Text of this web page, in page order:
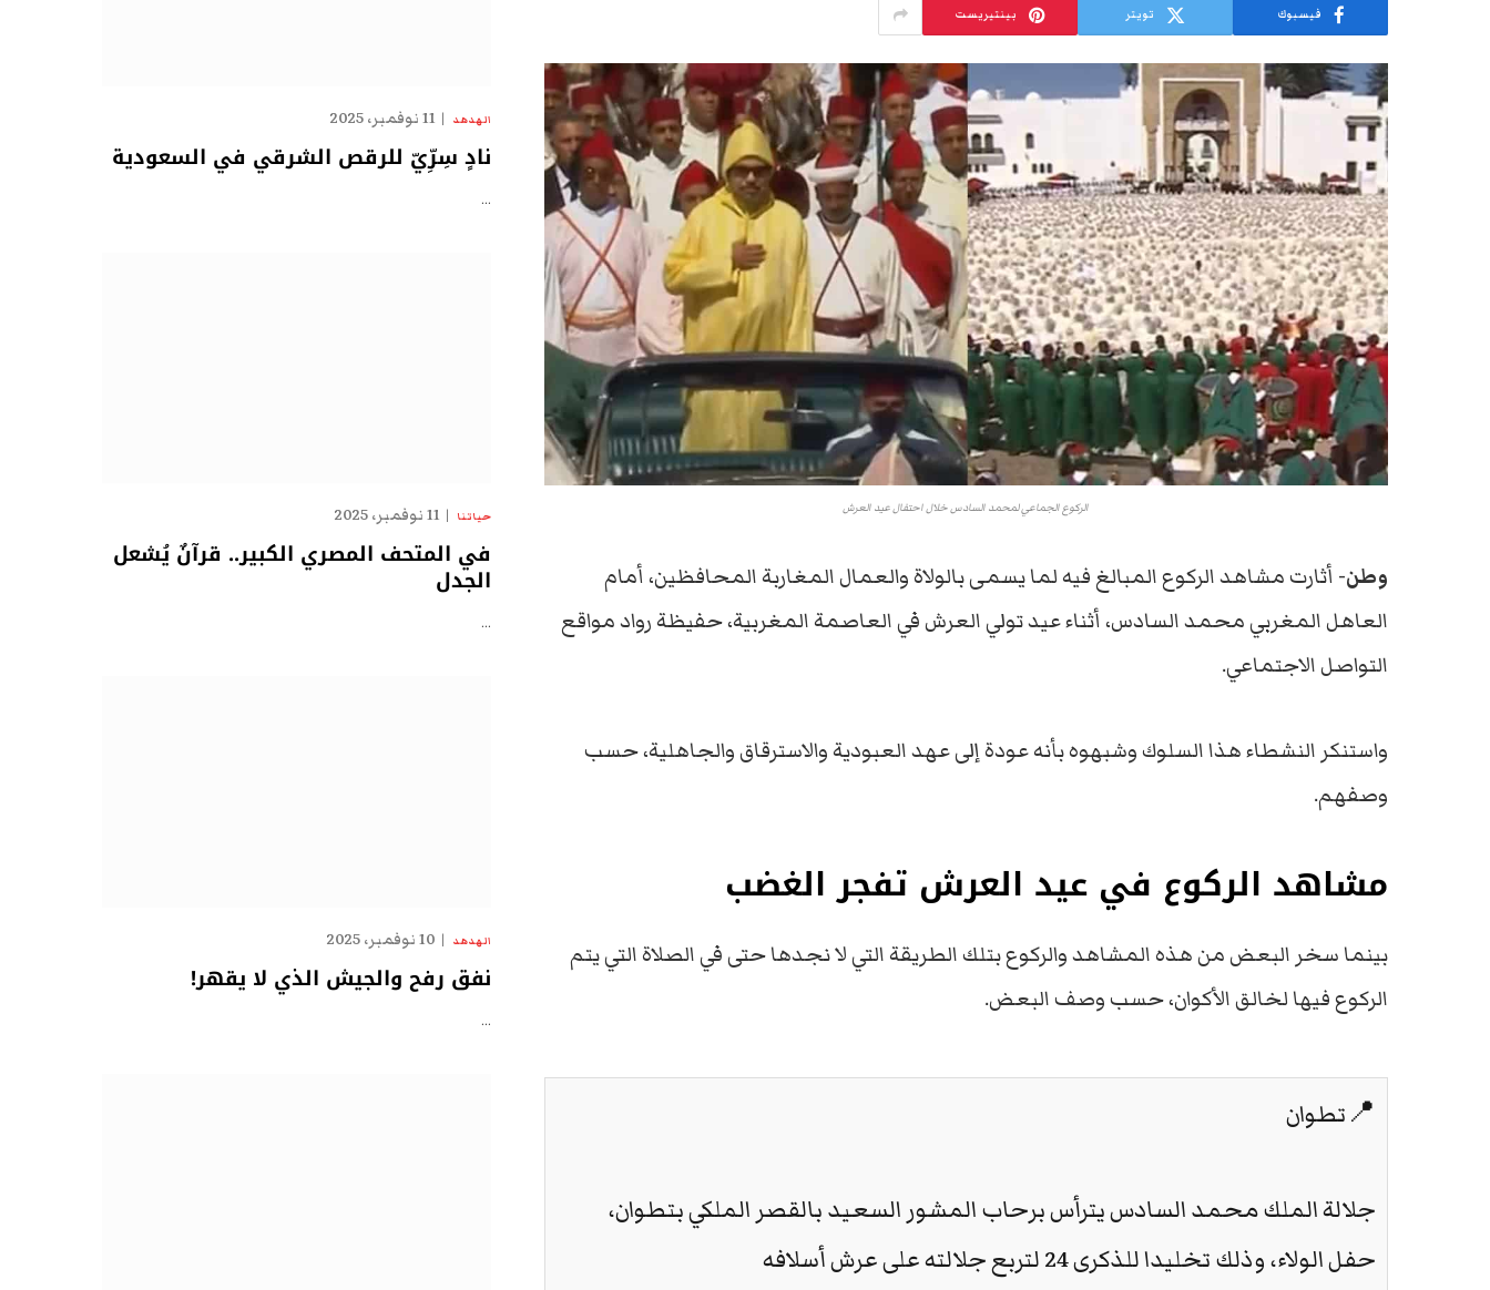
فيسبوك تويتر بينتيريست
الركوع الجماعي لمحمد السادس خلال احتفال عيد العرش
وطن- أثارت مشاهد الركوع المبالغ فيه لما يسمى بالولاة والعمال المغاربة المحافظين، أمام
العاهل المغربي محمد السادس، أثناء عيد تولي العرش في العاصمة المغربية، حفيظة رواد مواقع
التواصل الاجتماعي.
واستنكر النشطاء هذا السلوك وشبهوه بأنه عودة إلى عهد العبودية والاسترقاق والجاهلية، حسب
وصفهم.
مشاهد الركوع في عيد العرش تفجر الغضب
بينما سخر البعض من هذه المشاهد والركوع بتلك الطريقة التي لا نجدها حتى في الصلاة التي يتم
الركوع فيها لخالق الأكوان، حسب وصف البعض.
📍تطوان
جلالة الملك محمد السادس يترأس برحاب المشور السعيد بالقصر الملكي بتطوان،
حفل الولاء، وذلك تخليدا للذكرى 24 لتربع جلالته على عرش أسلافه
الهدهد 11 نوفمبر، 2025
نادٍ سِرِّيّ للرقص الشرقي في السعودية
…
حياتنا 11 نوفمبر، 2025
في المتحف المصري الكبير.. قرآنٌ يُشعل
الجدل
…
الهدهد 10 نوفمبر، 2025
نفق رفح والجيش الذي لا يقهر!
…